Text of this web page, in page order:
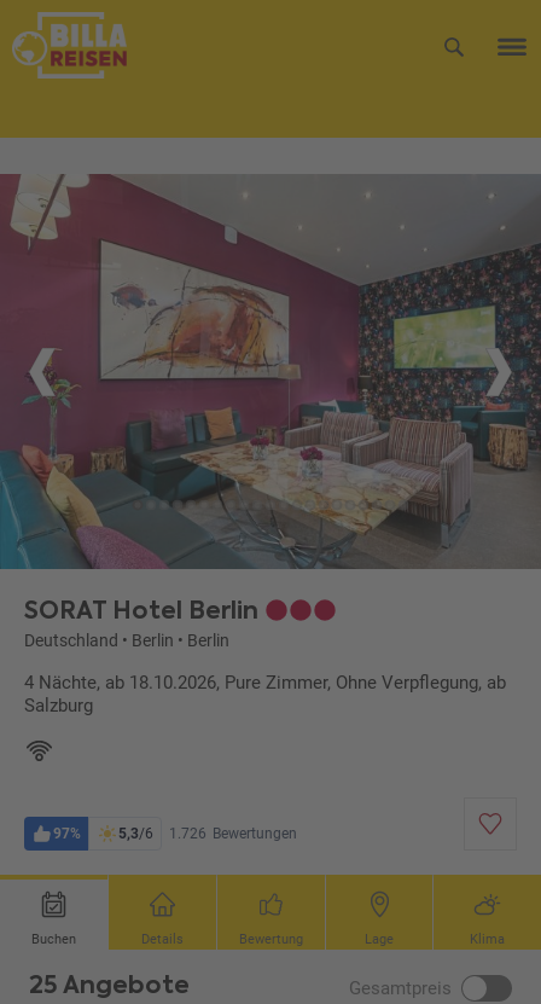
SORAT Hotel Berlin
Deutschland • Berlin • Berlin
4 Nächte, ab 18.10.2026, Pure Zimmer, Ohne Verpflegung, ab
Salzburg
97% 5,3/6 1.726 Bewertungen
Buchen Details Bewertung Lage Klima
25 Angebote Gesamtpreis